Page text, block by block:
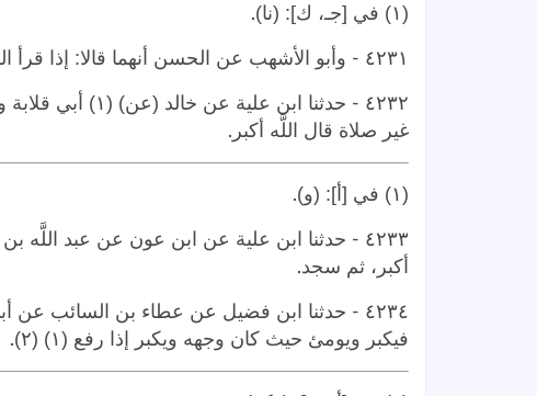
(١) في [جـ، ك]: (نا) .
٤٢٣١ - وأبو الأشهب عن الحسن أنهما قالا: إذا
٤٢٣٢ -
حدثنا ابن علية
غير صلاة قال اللَّه أكبر .
(١) في [أ]: (و) .
٤٢٣٣ - حدثنا ابن علية عن ابن عون عن عبد اللَّه
أكبر، ثم سجد.
٤٢٣٤ - حدثنا ابن فضيل عن عطاء بن السائب عن
فيكبر ويومئ حيث كان وجهه ويكبر إذا رفع (١) (٢)
.